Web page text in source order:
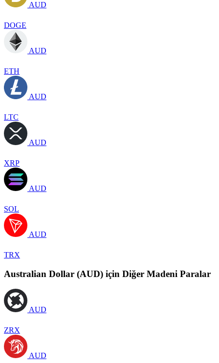
AUD
DOGE
AUD
ETH
AUD
LTC
AUD
XRP
AUD
SOL
AUD
TRX
Australian Dollar (AUD) için Diğer Madeni Paralar
AUD
ZRX
AUD